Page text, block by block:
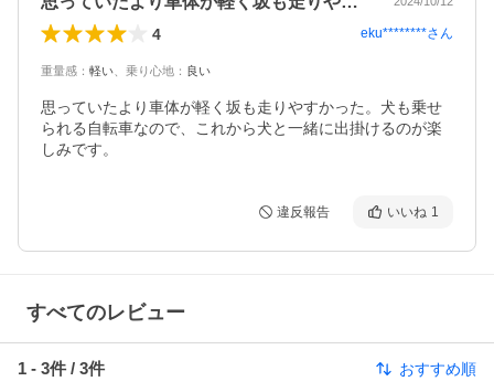
4 eku********さん
重量感 ： 軽い 乗り心地 ： 良い
思っていたより車体が軽く坂も走りやすかった。犬も乗せ
られる自転車なので、これから犬と一緒に出掛けるのが楽
しみです。
違反報告 いいね 1
すべてのレビュー
1 - 3件 / 3件 おすすめ順